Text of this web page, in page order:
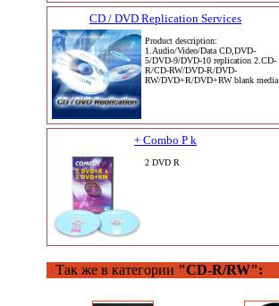
CD / DVD Replication Services
Product description:
1.Audio/Video/Data CD,DVD-
5/DVD-9/DVD-10 replication 2.CD-
R/CD-RW/DVD-R/DVD-
RW/DVD+R/DVD+RW blank media
+ Combo P k
2 DVD R
Так же в категории "CD-R/RW":